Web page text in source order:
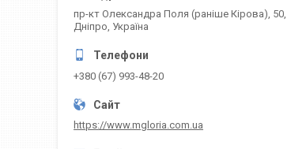
пр-кт Олександра Поля (раніше Кірова), 50,
Дніпро, Україна
+380 (67) 993-48-20
https://www.mgloria.сom.ua